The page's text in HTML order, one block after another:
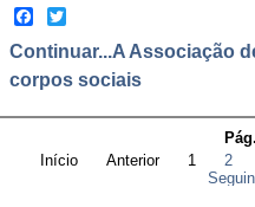
Continuar...A Associação
corpos sociais
Início
Anterior 1 2